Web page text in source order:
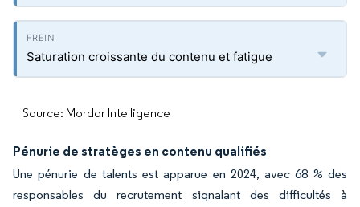
Saturation croissante du contenu et fatigue
Source: Mordor Intelligence
Pénurie de stratèges en contenu qualifiés
Une pénurie de talents est apparue en 2024, avec 68 % des
responsables du recrutement signalant des difficultés à